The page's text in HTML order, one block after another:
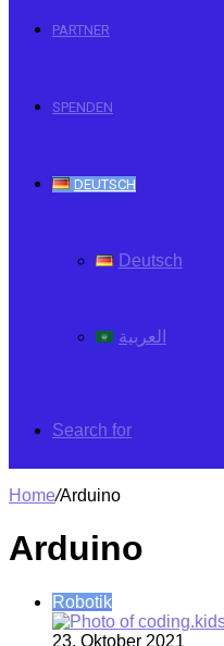
PARTNER
SPENDEN
DEUTSCH
Deutsch
العربية
Search for
Home/Arduino
Arduino
Robotik
23. Oktober 2021